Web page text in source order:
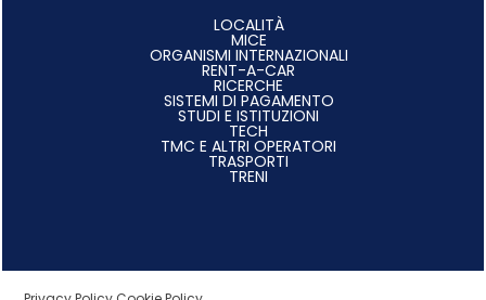
LOCALITÀ
MICE
ORGANISMI INTERNAZIONALI
RENT-A-CAR
RICERCHE
SISTEMI DI PAGAMENTO
STUDI E ISTITUZIONI
TECH
TMC E ALTRI OPERATORI
TRASPORTI
TRENI